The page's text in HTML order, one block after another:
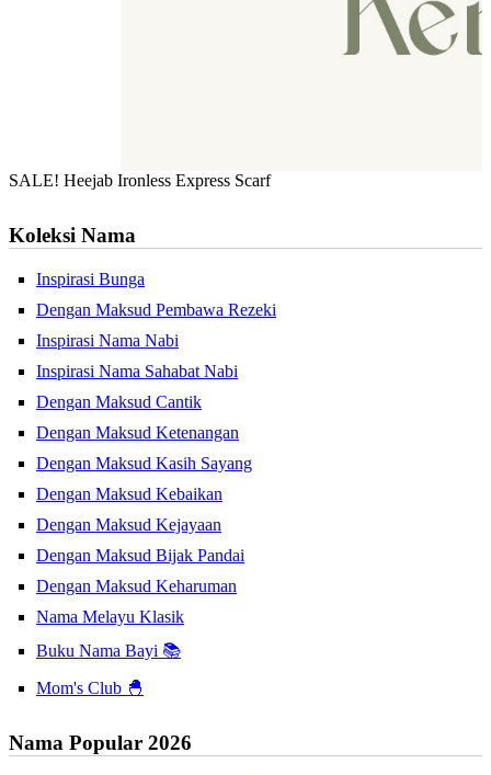
SALE! Heejab Ironless Express Scarf
Koleksi Nama
Inspirasi Bunga
Dengan Maksud Pembawa Rezeki
Inspirasi Nama Nabi
Inspirasi Nama Sahabat Nabi
Dengan Maksud Cantik
Dengan Maksud Ketenangan
Dengan Maksud Kasih Sayang
Dengan Maksud Kebaikan
Dengan Maksud Kejayaan
Dengan Maksud Bijak Pandai
Dengan Maksud Keharuman
Nama Melayu Klasik
Buku Nama Bayi 📚
Mom's Club 🐣
Nama Popular 2026